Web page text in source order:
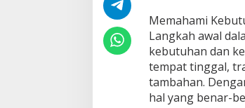
Memahami
Langkah awal
kebutuhan dan
tempat tinggal,
tambahan.
hal yang benar-